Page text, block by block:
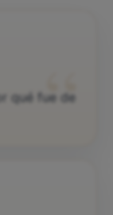
“
qué fue de